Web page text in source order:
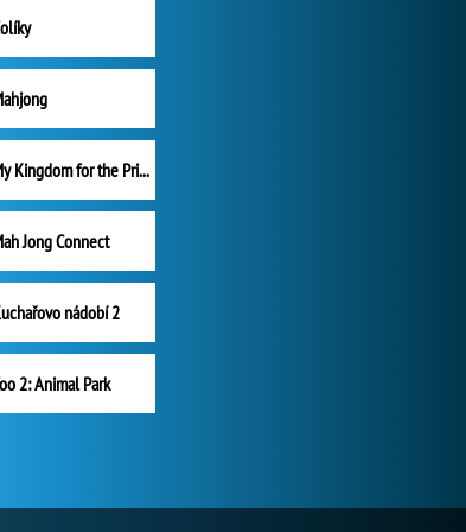
My Kingdom for the Princess Plná verze
Jong Connect
nádobí 2
2: Animal Park